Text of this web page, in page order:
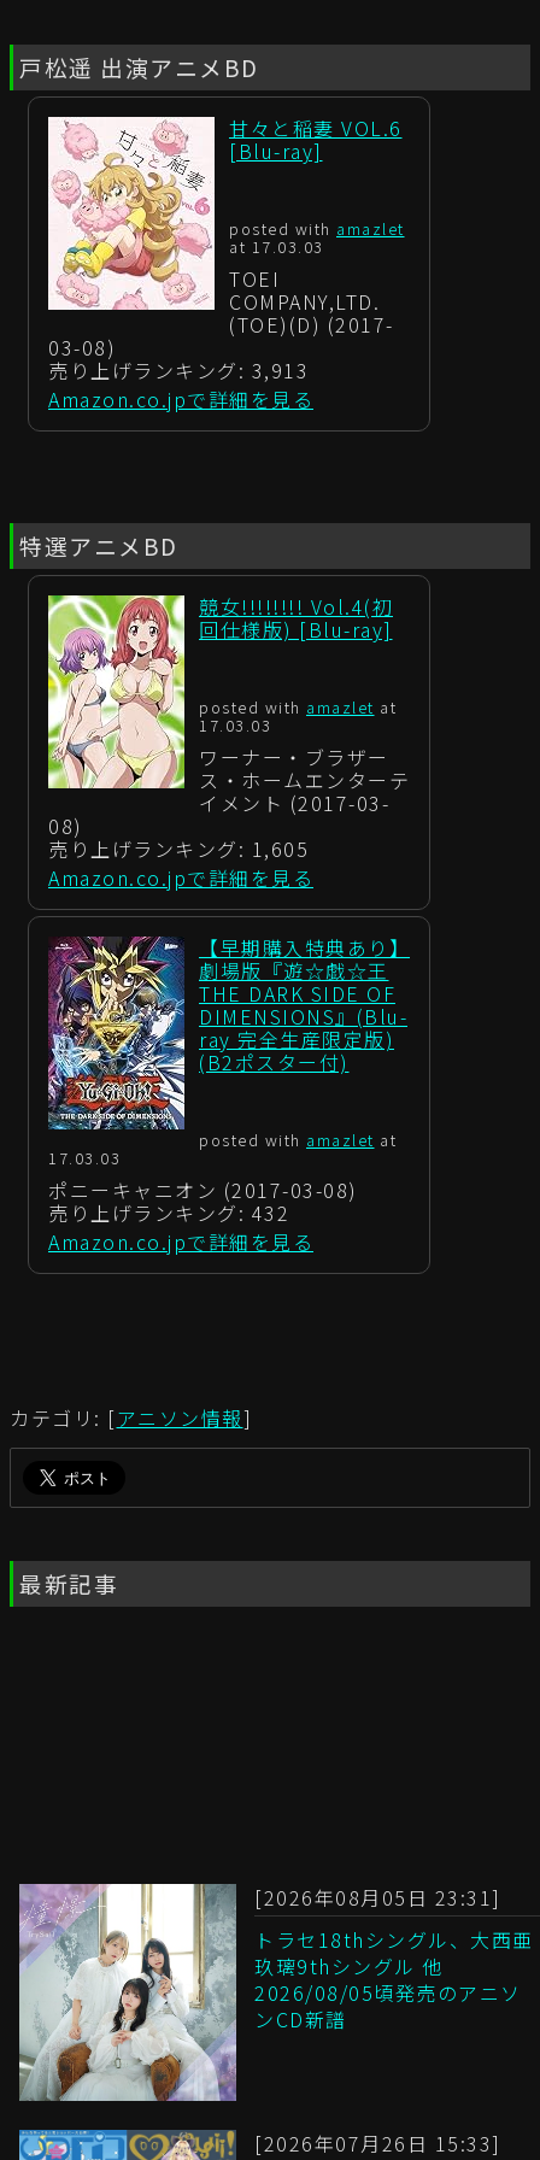
戸松遥 出演アニメBD
甘々と稲妻 VOL.6
[Blu-ray]
posted with amazlet
at 17.03.03
TOEI
COMPANY,LTD.
(TOE)(D) (2017-
03-08)
売り上げランキング: 3,913
Amazon.co.jpで詳細を見る
特選アニメBD
競女!!!!!!!! Vol.4(初
回仕様版) [Blu-ray]
posted with amazlet at
17.03.03
ワーナー・ブラザー
ス・ホームエンターテ
イメント (2017-03-
08)
売り上げランキング: 1,605
Amazon.co.jpで詳細を見る
【早期購入特典あり】
劇場版『遊☆戯☆王
THE DARK SIDE OF
DIMENSIONS』(Blu-
ray 完全生産限定版)
(B2ポスター付)
posted with amazlet at
17.03.03
ポニーキャニオン (2017-03-08)
売り上げランキング: 432
Amazon.co.jpで詳細を見る
カテゴリ: [アニソン情報]
最新記事
[2026年08月05日 23:31]
トラセ18thシングル、大西亜
玖璃9thシングル 他
2026/08/05頃発売のアニソ
ンCD新譜
[2026年07月26日 15:33]